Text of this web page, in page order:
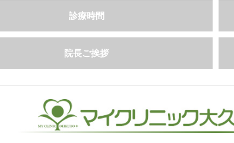
診療時間
院長ご挨拶